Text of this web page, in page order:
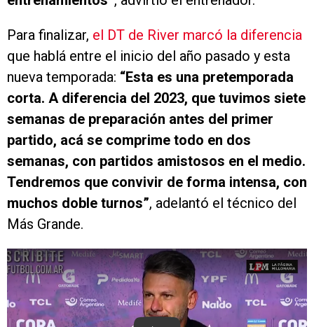
Para finalizar, el DT de River marcó la diferencia
que hablá entre el inicio del año pasado y esta
nueva temporada: “Esta es una pretemporada
corta. A diferencia del 2023, que tuvimos siete
semanas de preparación antes del primer
partido, acá se comprime todo en dos
semanas, con partidos amistosos en el medio.
Tendremos que convivir de forma intensa, con
muchos doble turnos”, adelantó el técnico del
Más Grande.